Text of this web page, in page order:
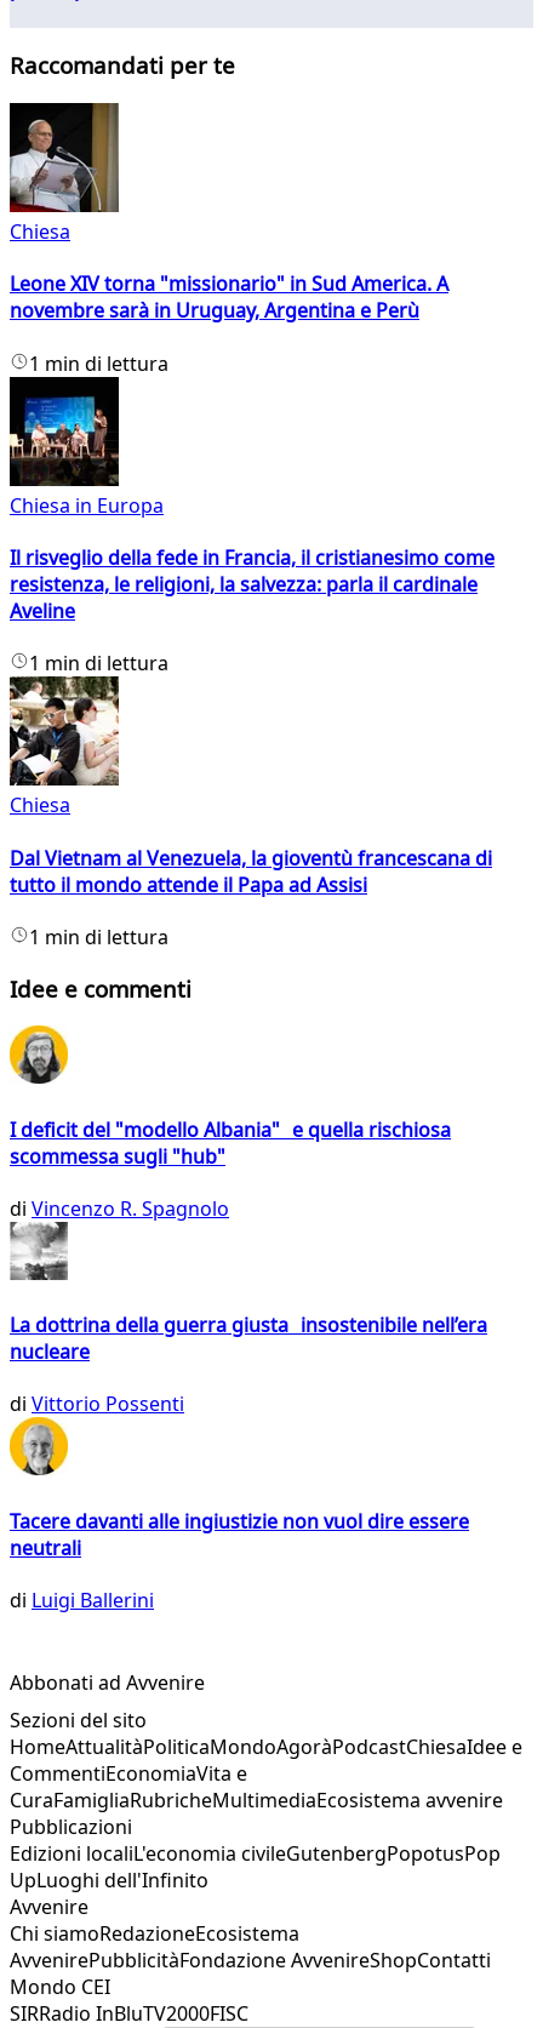
Raccomandati per te
Chiesa
Leone XIV torna "missionario" in Sud America. A
novembre sarà in Uruguay, Argentina e Perù
1 min di lettura
Chiesa in Europa
Il risveglio della fede in Francia, il cristianesimo come
resistenza, le religioni, la salvezza: parla il cardinale
Aveline
1 min di lettura
Chiesa
Dal Vietnam al Venezuela, la gioventù francescana di
tutto il mondo attende il Papa ad Assisi
1 min di lettura
Idee e commenti
I deficit del "modello Albania" e quella rischiosa
scommessa sugli "hub"
di Vincenzo R. Spagnolo
La dottrina della guerra giusta insostenibile nell’era
nucleare
di Vittorio Possenti
Tacere davanti alle ingiustizie non vuol dire essere
neutrali
di Luigi Ballerini
Abbonati ad Avvenire
Sezioni del sito
HomeAttualitàPoliticaMondoAgoràPodcastChiesaIdee e
CommentiEconomiaVita e
CuraFamigliaRubricheMultimediaEcosistema avvenire
Pubblicazioni
Edizioni localiL'economia civileGutenbergPopotusPop
UpLuoghi dell'Infinito
Avvenire
Chi siamoRedazioneEcosistema
AvvenirePubblicitàFondazione AvvenireShopContatti
Mondo CEI
SIRRadio InBluTV2000FISC